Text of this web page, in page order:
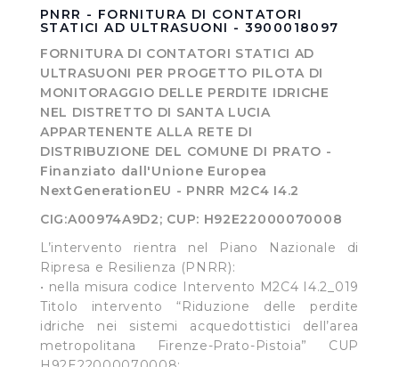
PNRR - FORNITURA DI CONTATORI
STATICI AD ULTRASUONI - 3900018097
FORNITURA DI CONTATORI STATICI AD
ULTRASUONI PER PROGETTO PILOTA DI
MONITORAGGIO DELLE PERDITE IDRICHE
NEL DISTRETTO DI SANTA LUCIA
APPARTENENTE ALLA RETE DI
DISTRIBUZIONE DEL COMUNE DI PRATO -
Finanziato dall'Unione Europea
NextGenerationEU - PNRR M2C4 I4.2
CIG:A00974A9D2; CUP: H92E22000070008
L’intervento rientra nel Piano Nazionale di
Ripresa e Resilienza (PNRR):
• nella misura codice Intervento M2C4 I4.2_019
Titolo intervento “Riduzione delle perdite
idriche nei sistemi acquedottistici dell’area
metropolitana Firenze-Prato-Pistoia” CUP